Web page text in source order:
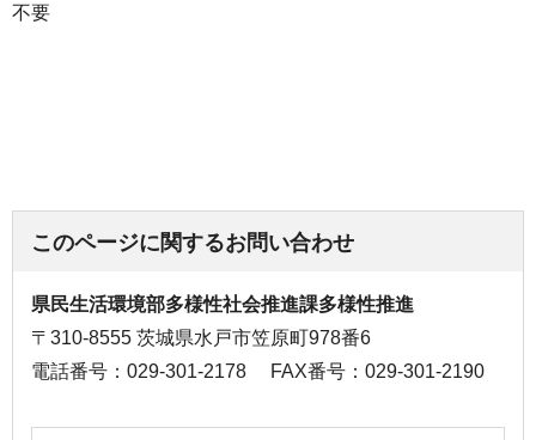
不要
このページに関するお問い合わせ
県民生活環境部多様性社会推進課多様性推進
〒310-8555 茨城県水戸市笠原町978番6
電話番号：029-301-2178
FAX番号：029-301-2190